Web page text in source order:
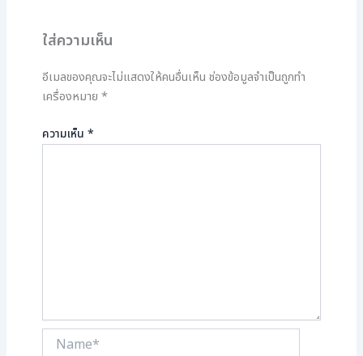
ใส่ความเห็น
อีเมลของคุณจะไม่แสดงให้คนอื่นเห็น ช่องข้อมูลจำเป็นถูกทำ
เครื่องหมาย *
ความเห็น *
Name*